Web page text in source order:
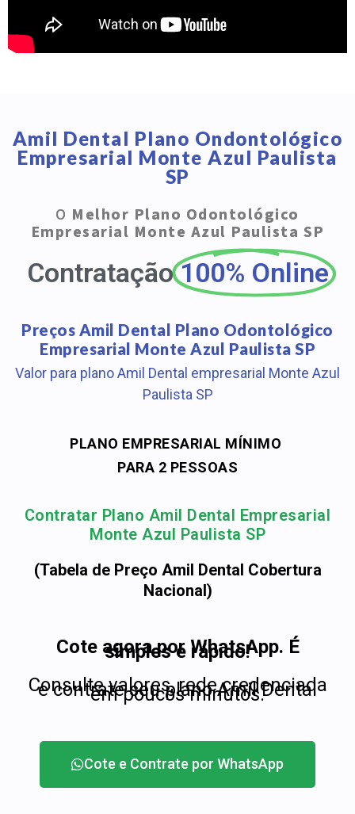
Amil Dental Plano Ondontológico
Empresarial Monte Azul Paulista
SP
O Melhor Plano Odontológico
Empresarial Monte Azul Paulista SP
Contratação 100% Online
Preços Amil Dental Plano Odontológico
Empresarial Monte Azul Paulista SP
Valor para plano Amil Dental empresarial Monte Azul
Paulista SP
PLANO EMPRESARIAL MÍNIMO
PARA 2 PESSOAS
Contratar Plano Amil Dental Empresarial
Monte Azul Paulista SP
(Tabela de Preço Amil Dental Cobertura
Nacional)
Cote agora por WhatsApp. É
simples e rápido!
Consulte valores, rede credenciada
e contrate seu plano Amil Dental
em poucos minutos.
Cote e Contrate por WhatsApp